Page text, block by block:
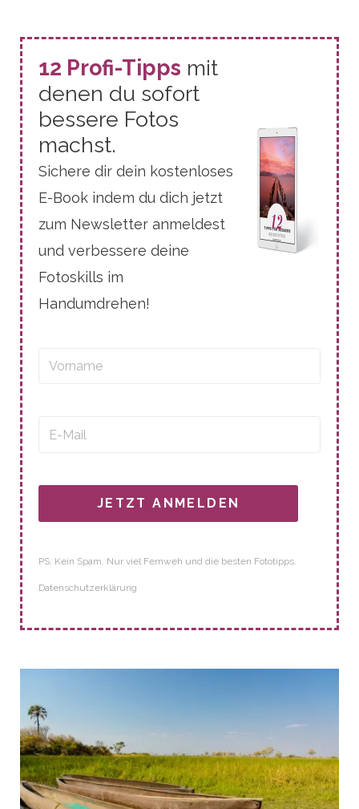
12 Profi-Tipps mit
denen du sofort
bessere Fotos
machst.
Sichere dir dein kostenloses
E-Book indem du dich jetzt
zum Newsletter anmeldest
und verbessere deine
Fotoskills im
Handumdrehen!
JETZT ANMELDEN
PS: Kein Spam. Nur viel Fernweh und die besten Fototipps.
Datenschutzerklärung